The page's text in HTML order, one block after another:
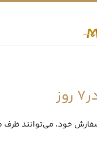
خود، می‌توانند